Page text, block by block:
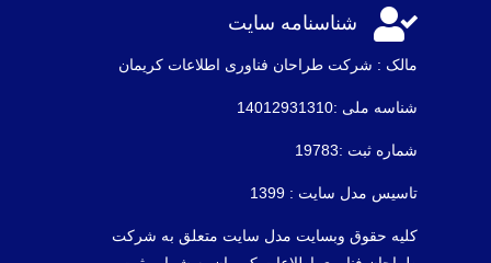
 شناسنامه سایت
مالک : شرکت طراحان فناوری اطلاعات كريمان
شناسه ملی :14012931310
شماره ثبت :19783
تاسیس مدل سایت : 1399
کلیه حقوق وبسایت مدل سایت متعلق به شرکت